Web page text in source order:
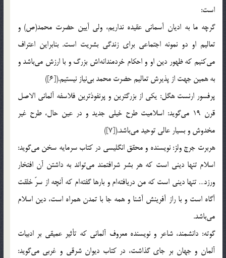
است:
گرچه ما به اديان آسماني عقيده نداريم، ولي آيين حضرت محمد(ص) و
تعاليم او دو نمونه اجتماعي براي زندگي بشريت است. بنابراين اعتراف
مي‌كنيم كه ظهور دين او و احكام خردمندانه‌اش بزرگ و با ارزش مي‌باشد و
به همين جهت از پذيرش تعاليم حضرت محمد بي‌نياز نيستيم.([6])
پرفسور ارنست هگل: يكي از بزرگترين و پرنفوذترين فلاسفه آلماني الاصل
قرن 19 مي‌گويد: اسلاميت طرح خيلي جديد و در عين حال، طرح غير
مخدوش و بسيار عالي توحيد مي‌باشد.([7])
هربرت جرج ولز: نويسنده و محقق انگليسي در كتاب سرمايه سخن مي‌گويد:
اسلام تنها ديني است كه هر بشر شرافتمند مي‌تواند به داشتن آن افتخار
ورزد… تنها ديني است كه من دريافته‌ام و بارها گفته‌ام كه آنچه از سرّ خلقت
آگاه است و با راز آفرينش آشنا و همه جا با تمدن همراه است، دين اسلام
مي‌باشد.
گوته: دانشمند، شاعر و نويسنده معروف آلماني كه تأثير عميقي بر ادبيات
آلمان و جهان بر جاي گذاشت، در كتاب ديوان شرقي و غربي مي‌گويد: